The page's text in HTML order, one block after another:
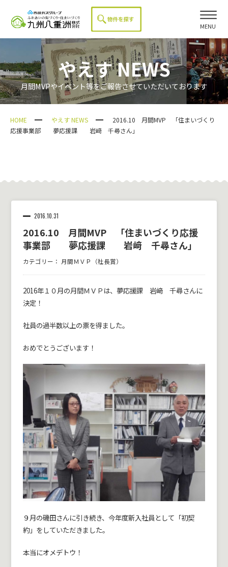
MENU
やえす NEWS
月間MVPやイベント等をご報告させていただいております
HOME やえす NEWS
2016.10 月間MVP 「住まいづくり
応援事業部 夢応援課 岩﨑 千尋さん」
2016.10.31
2016.10 月間MVP 「住まいづくり応援
事業部 夢応援課 岩﨑 千尋さん」
カテゴリー： 月間ＭＶＰ（社長賞）
2016年１０月の月間ＭＶＰは、夢応援課 岩﨑 千尋さんに
決定！
社員の過半数以上の票を得ました。
おめでとうございます！
９月の磯田さんに引き続き、今年度新入社員として「初契
約」をしていただきました。
本当にオメデトウ！